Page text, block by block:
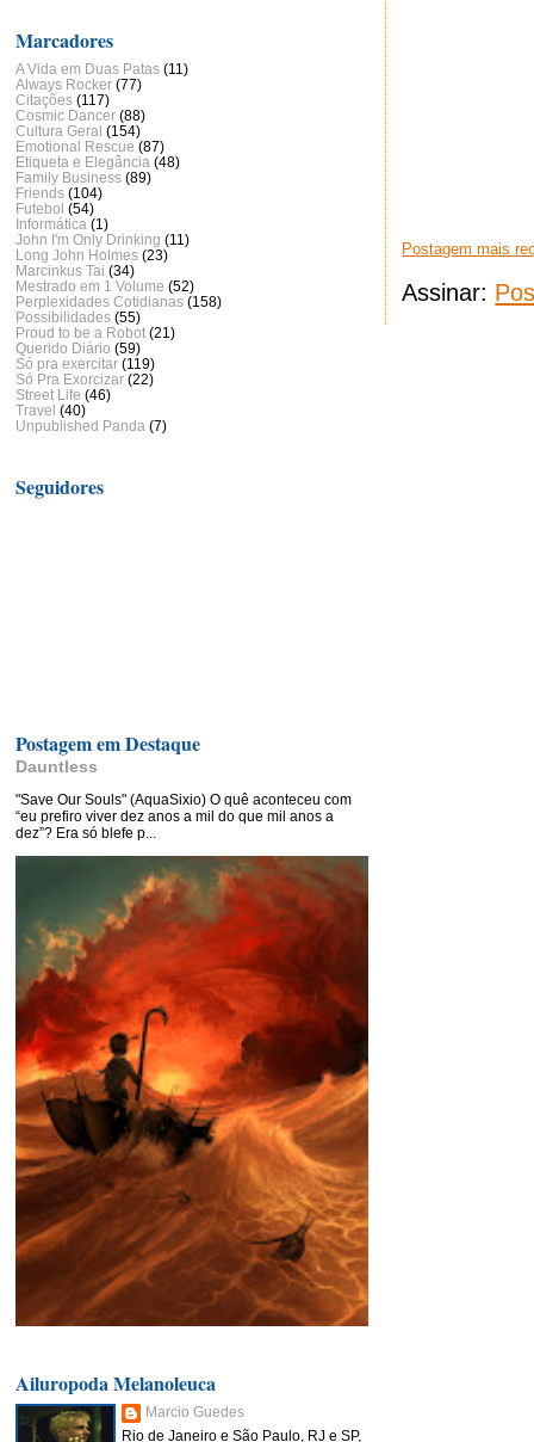
Postagem mais
Assinar:
Marcadores
A Vida em Duas Patas (11)
Always Rocker (77)
Citações (117)
Cosmic Dancer (88)
Cultura Geral (154)
Emotional Rescue (87)
Etiqueta e Elegância (48)
Family Business (89)
Friends (104)
Futebol (54)
Informática (1)
John I'm Only Drinking (11)
Long John Holmes (23)
Marcinkus Tai (34)
Mestrado em 1 Volume (52)
Perplexidades Cotidianas (158)
Possibilidades (55)
Proud to be a Robot (21)
Querido Diário (59)
Só pra exercitar (119)
Só Pra Exorcizar (22)
Street Life (46)
Travel (40)
Unpublished Panda (7)
Seguidores
Postagem em Destaque
Dauntless
"Save Our Souls" (AquaSixio) O quê aconteceu com
“eu prefiro viver dez anos a mil do que mil anos a
dez”? Era só blefe p...
Ailuropoda Melanoleuca
Marcio Guedes
Rio de Janeiro e São Paulo, RJ e SP,